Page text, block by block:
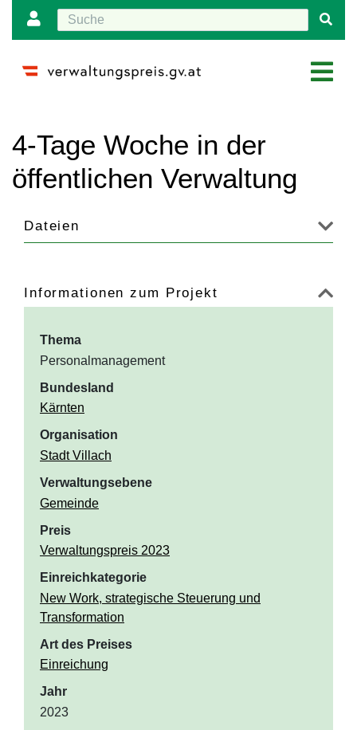
4-Tage Woche in der
öffentlichen Verwaltung
Dateien
Informationen zum Projekt
Thema
Personalmanagement
Bundesland
Kärnten
Organisation
Stadt Villach
Verwaltungsebene
Gemeinde
Preis
Verwaltungspreis 2023
Einreichkategorie
New Work, strategische Steuerung und
Transformation
Art des Preises
Einreichung
Jahr
2023